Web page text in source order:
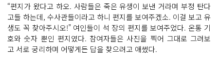
“편지가 왔다고 하오. 사람들은 죽은 유생이 보낸 거라며 부정 탄다
고들 하는데, 수사관들이라고 하니 편지를 보여주겠소. 이걸 보고 유
생도 꼭 찾아주시오!” 여인들이 석 장의 편지를 보여주었다. 온통 기
호와 숫자 뿐인 편지였다. 참여자들은 사진을 찍어 그대로 그려보
고 서로 궁리하며 어떻게든 답을 찾으려고 애썼다.